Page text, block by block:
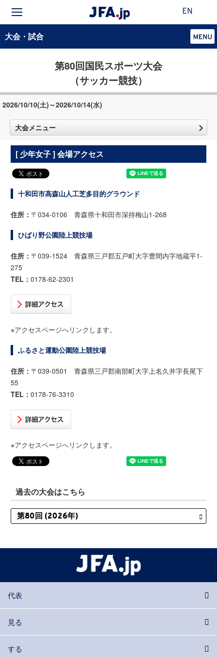
EN
大会・試合
第80回国民スポーツ大会
（サッカー競技）
2026/10/10(土)～2026/10/14(水)
大会メニュー
[ 少年女子 ] 会場アクセス
十和田市高森山人工芝多目的グラウンド
住所： 〒034-0106 青森県十和田市深持梅山1-268
ひばり野公園陸上競技場
住所： 〒039-1524 青森県三戸郡五戸町大字豊間内字地蔵平1-
275
TEL：0178-62-2301
※アクセスページへリンクします。
ふるさと運動公園陸上競技場
住所： 〒039-0501 青森県三戸郡南部町大字上名久井字長尾下
55
TEL：0178-76-3310
※アクセスページへリンクします。
過去の大会はこちら
代表
見る
する